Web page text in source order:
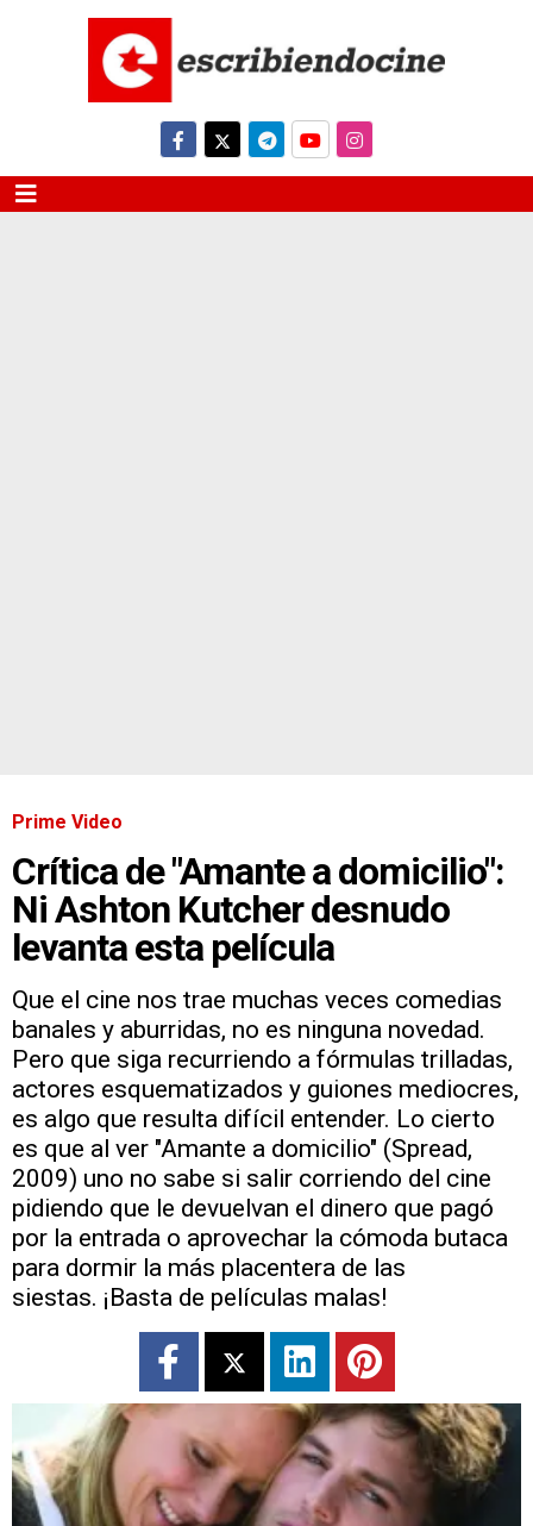
Prime Video
Crítica de "Amante a domicilio":
Ni Ashton Kutcher desnudo
levanta esta película
Que el cine nos trae muchas veces comedias
banales y aburridas, no es ninguna novedad.
Pero que siga recurriendo a fórmulas trilladas,
actores esquematizados y guiones mediocres,
es algo que resulta difícil entender. Lo cierto
es que al ver "Amante a domicilio" (Spread,
2009) uno no sabe si salir corriendo del cine
pidiendo que le devuelvan el dinero que pagó
por la entrada o aprovechar la cómoda butaca
para dormir la más placentera de las
siestas. ¡Basta de películas malas!